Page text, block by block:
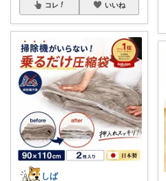
コレ いいね
しば